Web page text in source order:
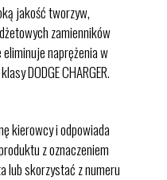
jakość tworzyw,
zamienników
naprężenia w
DODGE CHARGER.
kierowcy i odpowiada
z oznaczeniem
lub skorzystać z numeru